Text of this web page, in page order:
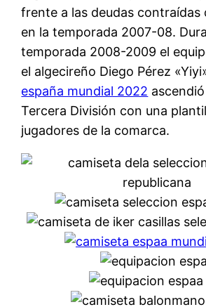
frente a las deudas contraídas
en la temporada 2007-08.
temporada 2008-2009 el
el algecireño Diego Pérez
españa mundial 2022
Tercera División con una
jugadores de la comarca.